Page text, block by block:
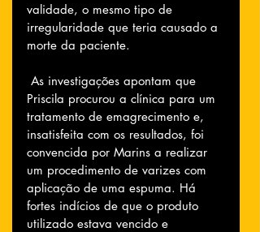
validade, o mesmo tipo de
irregularidade que teria causado a
morte da paciente.
Priscila procurou a clínica para um
tratamento de emagrecimento e,
insatisfeita com os resultados, foi
convencida por Marins a realizar
um procedimento de varizes com
aplicação de uma espuma. Há
fortes indícios de que o produto
utilizado estava vencido e